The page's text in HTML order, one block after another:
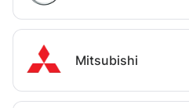
Mitsubishi